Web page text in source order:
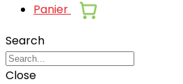
Panier
Search
Close